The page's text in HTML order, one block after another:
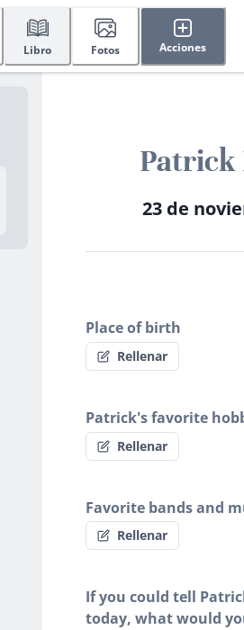
Libro Fotos Acciones
23 de
Place of birth
Rellenar
Patrick's favorite
Rellenar
Favorite bands and
Rellenar
If you could tell
today, what would